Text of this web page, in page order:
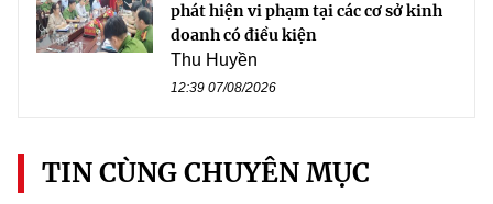
phát hiện vi phạm tại các cơ sở kinh
doanh có điều kiện
Thu Huyền
12:39 07/08/2026
TIN CÙNG CHUYÊN MỤC